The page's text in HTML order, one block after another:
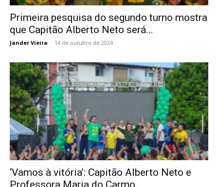
Primeira pesquisa do segundo turno mostra
que Capitão Alberto Neto será...
Jander Vieira - 14 de outubro de 2024
‘Vamos à vitória’: Capitão Alberto Neto e
Professora Maria do Carmo...